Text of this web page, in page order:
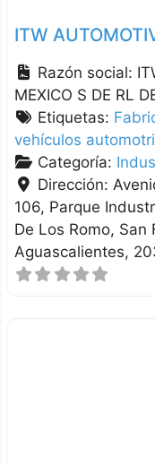
ITW
Razón social:
MEXICO S DE RL
Etiquetas:
vehículos
Categoría:
Dirección:
106, Parque
De Los Romo San
Aguascalientes